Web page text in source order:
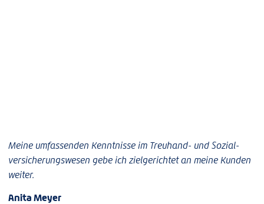
Meine umfassenden Kenntnisse im Treuhand- und Sozial­
versicherungswesen gebe ich zielgerichtet an meine Kunden
weiter.
Anita Meyer